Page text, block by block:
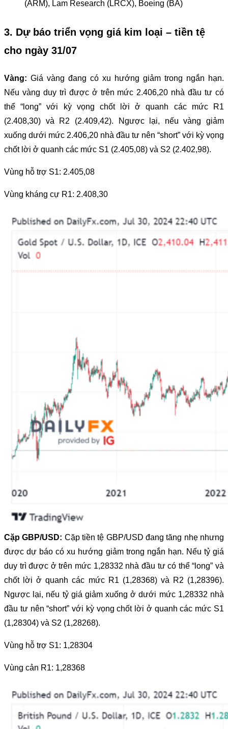
(ARM), Lam Research (LRCX), Boeing (BA)
3. Dự báo triển vọng giá kim loại – tiền tệ
cho ngày 31/07
Vàng: Giá vàng đang có xu hướng giảm trong ngắn hạn.
Nếu vàng duy trì được ở trên mức 2.406,20 nhà đầu tư có
thể “long” với kỳ vọng chốt lời ở quanh các mức R1
(2.408,30) và R2 (2.409,42). Ngược lại, nếu vàng giảm
xuống dưới mức 2.406,20 nhà đầu tư nên “short” với kỳ vọng
chốt lời ở quanh các mức S1 (2.405,08) và S2 (2.402,98).
Vùng hỗ trợ S1: 2.405,08
Vùng kháng cự R1: 2.408,30
Cặp GBP/USD: Cặp tiền tệ GBP/USD đang tăng nhẹ nhưng
được dự báo có xu hướng giảm trong ngắn hạn. Nếu tỷ giá
duy trì được ở trên mức 1,28332 nhà đầu tư có thể “long” và
chốt lời ở quanh các mức R1 (1,28368) và R2 (1,28396).
Ngược lại, nếu tỷ giá giảm xuống ở dưới mức 1,28332 nhà
đầu tư nên “short” với kỳ vọng chốt lời ở quanh các mức S1
(1,28304) và S2 (1,28268).
Vùng hỗ trợ S1: 1,28304
Vùng cản R1: 1,28368